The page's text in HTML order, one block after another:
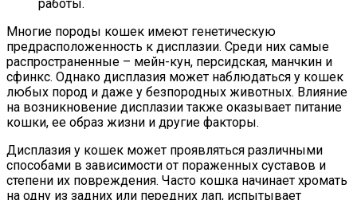
работы.
Многие породы кошек имеют генетическую
предрасположенность к дисплазии. Среди них самые
распространенные – мейн-кун, персидская, манчкин и
сфинкс. Однако дисплазия может наблюдаться у кошек
любых пород и даже у безпородных животных. Влияние
на возникновение дисплазии также оказывает питание
кошки, ее образ жизни и другие факторы.
Дисплазия у кошек может проявляться различными
способами в зависимости от пораженных суставов и
степени их повреждения. Часто кошка начинает хромать
на одну из задних или передних лап, испытывает